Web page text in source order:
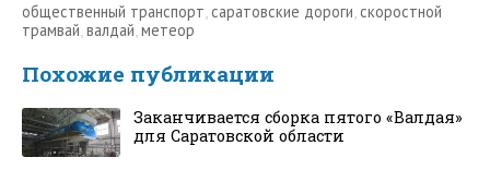
общественный транспорт, саратовские дороги, скоростной
трамвай,валдай,метеор
Похожие публикации
Заканчивается сборка пятого «Валдая»
для Саратовской области